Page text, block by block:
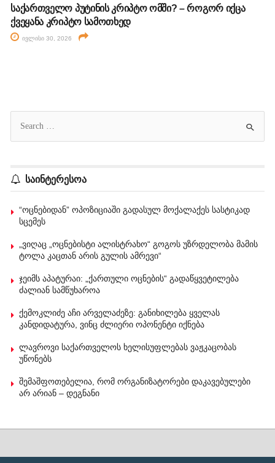
საქართველო პუტინის კრიპტო ომში? – როგორ იქცა
ქვეყანა კრიპტო სამოთხედ
ივლისი 30, 2026
საინტერესოა
“ოცნებიდან” ოპოზიციაში გადასულ მოქალაქეს სასტიკად
სცემეს
„ვიღაც „ოცნებისტი ალისტრახო“ გოგოს უზრდელობა მამის
ტოლა კაცთან არის გულის ამრევი“
ჯეიმს აპატურაი: „ქართული ოცნების“ გადაწყვეტილება
ძალიან სამწუხაროა
ქემოკლიძე აჩი არველაძეზე: განიხილება ყველას
კანდიდატურა, ვინც ძლიერი ოპონენტი იქნება
ლავროვი საქართველოს ხელისუფლებას ვაჟკაცობას
უწონებს
შემაშფოთებელია, რომ ორგანიზატორები დაკავებულები
არ არიან – დეგნანი